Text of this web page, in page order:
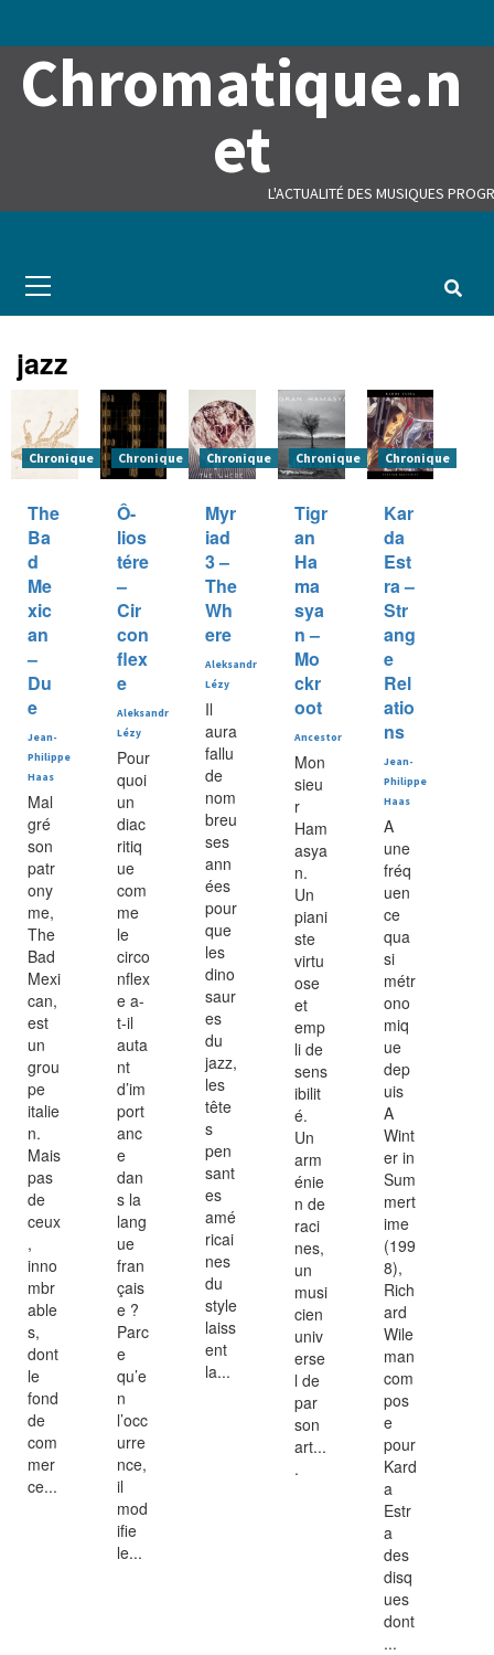
Chromatique.n
et
L'ACTUALITÉ DES MUSIQUES
Menu
jazz
Chronique
The
Ba
d
Me
xic
an
–
Du
e
Jean-
Philippe
Haas
Mal
gré
son
patr
ony
me,
The
Bad
Mexi
can,
est
un
grou
pe
italie
n.
Mais
pas
de
ceux
,
inno
mbr
able
s,
dont
le
fond
de
com
mer
ce...
Chronique
Ô-
lios
tére
–
Cir
con
flex
e
Aleksandr
Lézy
Pour
quoi
un
diac
ritiq
ue
com
me
le
circo
nflex
e a-
t-il
auta
nt
d’im
port
anc
e
dan
s la
lang
ue
fran
çais
e ?
Parc
e
qu’e
n
l’occ
urre
nce,
il
mod
ifie
le...
Chronique
Myr
iad
3 –
The
Wh
ere
Aleksandr
Lézy
Il
aura
fallu
de
nom
breu
ses
ann
ées
pour
que
les
dino
saur
es
du
jazz,
les
tête
s
pen
sant
es
amé
ricai
nes
du
style
laiss
ent
la...
Chronique
Tigr
an
Ha
ma
sya
n –
Mo
ckr
oot
Ancestor
Mon
sieu
r
Ham
asya
n.
Un
piani
ste
virtu
ose
et
emp
li de
sens
ibilit
é.
Un
arm
énie
n de
raci
nes,
un
musi
cien
univ
erse
l de
par
son
art...
.
Chronique
Kar
da
Est
ra –
Str
ang
e
Rel
atio
ns
Jean-
Philippe
Haas
A
une
fréq
uen
ce
qua
si
métr
ono
miq
ue
dep
uis
A
Wint
er in
Sum
mert
ime
(199
8),
Rich
ard
Wile
man
com
pos
e
pour
Kard
a
Estr
a
des
disq
ues
dont
...